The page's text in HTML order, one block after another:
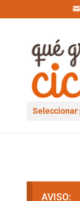
Seleccionar
AVISO: